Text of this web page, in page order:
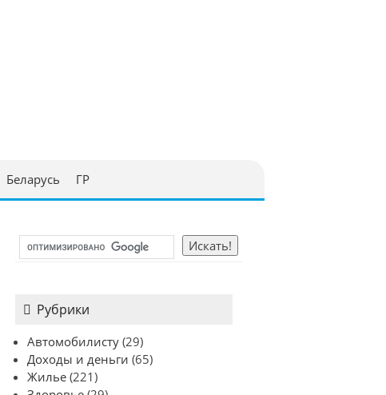
Беларусь ГР
Рубрики
Автомобилисту (29)
Доходы и деньги (65)
Жилье (221)